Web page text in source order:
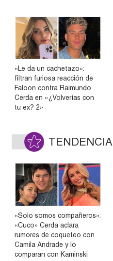
«Le da un cachetazo»:
filtran furiosa reacción de
Faloon contra Raimundo
Cerda en «¿Volverías con
tu ex? 2»
TENDENCIA
«Solo somos compañeros»:
«Cuco» Cerda aclara
rumores de coqueteo con
Camila Andrade y lo
comparan con Kaminski